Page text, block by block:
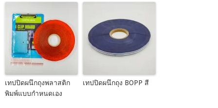
เทปปิดผนึกถุงพลาสติก
พิมพ์แบบกำหนดเอง
เทปปิดผนึกถุง BOPP สี